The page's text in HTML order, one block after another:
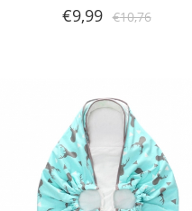
meses)
€9,99 €10,76